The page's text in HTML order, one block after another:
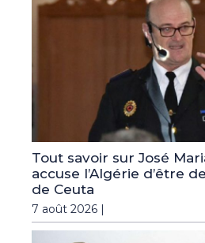
Tout savoir sur José
accuse l’Algérie d’être
de Ceuta
7 août 2026 |